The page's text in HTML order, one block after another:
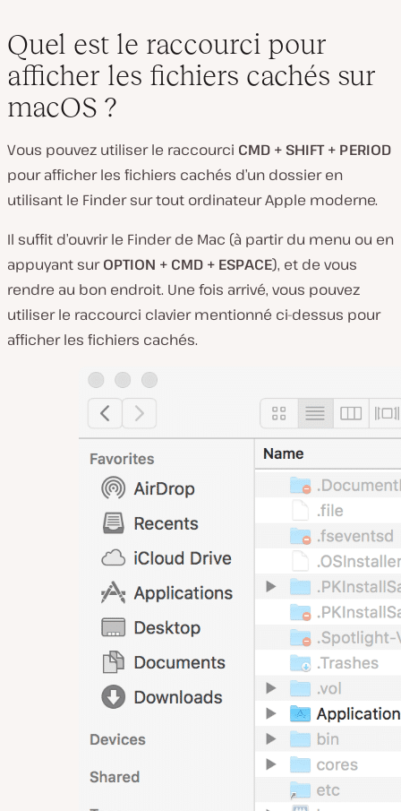
Quel est le raccourci pour
afficher les fichiers cachés sur
macOS ?
Vous pouvez utiliser le raccourci CMD + SHIFT + PERIOD
pour afficher les fichiers cachés d’un dossier en
utilisant le Finder sur tout ordinateur Apple moderne.
Il suffit d’ouvrir le Finder de Mac (à partir du menu ou en
appuyant surOPTION + CMD + ESPACE), et de vous
rendre au bon endroit. Une fois arrivé, vous pouvez
utiliser le raccourci clavier mentionné ci-dessus pour
afficher les fichiers cachés.